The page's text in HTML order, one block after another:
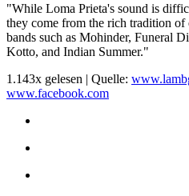
"While Loma Prieta's sound is
they come from the rich tradition of
bands such as Mohinder, Funeral
Kotto, and Indian Summer."
1.143x gelesen | Quelle:
www.facebook.com